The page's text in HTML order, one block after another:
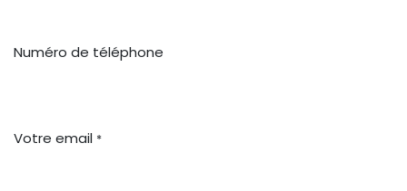
Numéro de téléphone
Votre email *